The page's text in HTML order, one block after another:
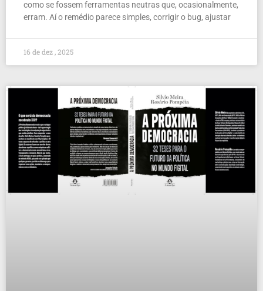
como se fossem ferramentas neutras que, ocasionalmente,
erram. Aí o remédio parece simples, corrigir o bug, ajustar
16 de dez , 2025